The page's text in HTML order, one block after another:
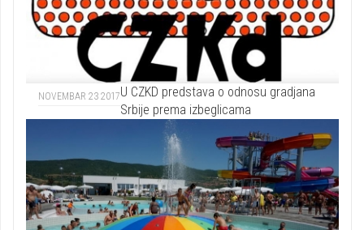
NOVEMBAR 23 2017U CZKD predstava o odnosu gradjana
Srbije prema izbeglicama